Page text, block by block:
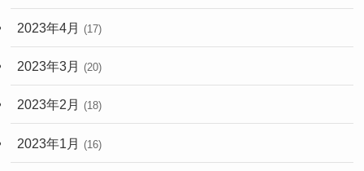
2023年4月 (17)
2023年3月 (20)
2023年2月 (18)
2023年1月 (16)